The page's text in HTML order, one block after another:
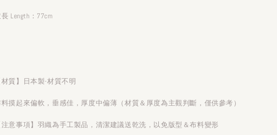
Length：77cm
材質】日本製-材質不明
摸起來偏軟，垂感佳，厚度中偏薄（材質＆厚度為主觀判斷，僅供參考）
注意事項】羽織為手工製品，清潔建議送乾洗，以免版型＆布料變形